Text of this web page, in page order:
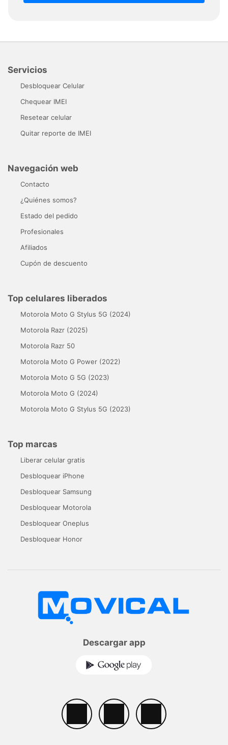
Servicios
Desbloquear Celular
Chequear IMEI
Resetear celular
Quitar reporte de IMEI
Navegación web
Contacto
¿Quiénes somos?
Estado del pedido
Profesionales
Afiliados
Cupón de descuento
Top celulares liberados
Motorola Moto G Stylus 5G (2024)
Motorola Razr (2025)
Motorola Razr 50
Motorola Moto G Power (2022)
Motorola Moto G 5G (2023)
Motorola Moto G (2024)
Motorola Moto G Stylus 5G (2023)
Top marcas
Liberar celular gratis
Desbloquear iPhone
Desbloquear Samsung
Desbloquear Motorola
Desbloquear Oneplus
Desbloquear Honor
Descargar app